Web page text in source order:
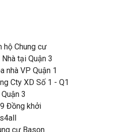
hộ Chung cư
tại Quận 3
nhà VP Quận 1
Cty XD Số 1 - Q1
3
Đồng khởi
cư Bason